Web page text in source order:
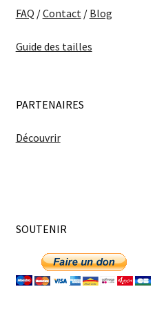
FAQ /Contact/ Blog
Guide des tailles
PARTENAIRES
Découvrir
SOUTENIR